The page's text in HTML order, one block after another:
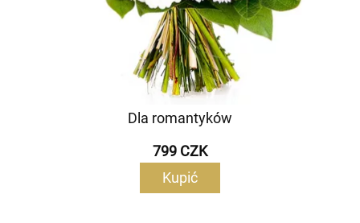
Dla romantyków
799 CZK
Kupić